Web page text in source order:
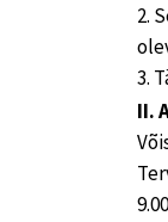
2.
3.
II.